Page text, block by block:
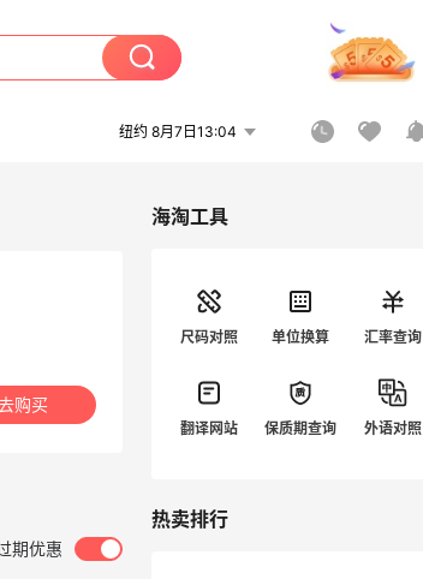
纽约 8月7日13:04
购买
期优惠
海淘工具
尺码对照 单位换算 汇率查询
翻译网站 保质期查询 外语对照
热卖排行